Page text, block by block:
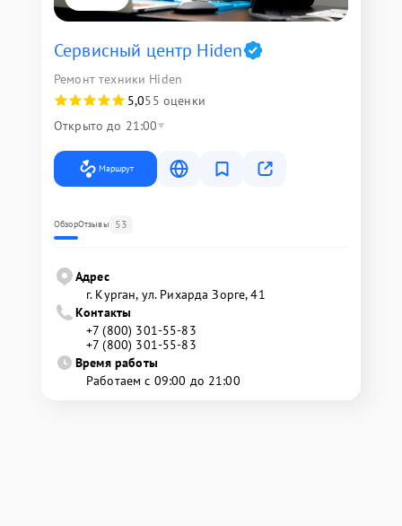
Сервисный центр Hiden
Ремонт техники Hiden
5,055 оценки
Открыто до 21:00
Маршрут
ОбзорОтзывы 53
Адрес
г. Курган, ул. Рихарда Зорге, 41
Контакты
+7 (800) 301-55-83
+7 (800) 301-55-83
Время работы
Работаем с 09:00 до 21:00